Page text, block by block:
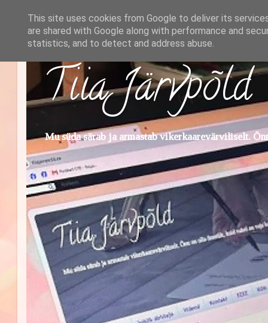
Tiia Järvpõld
Mu süda särab ja armastab vikerkaarevärviliselt.
This site uses cookies from Google to deliver its
are shared with Google along with performance and
statistics, and to detect and address abuse.